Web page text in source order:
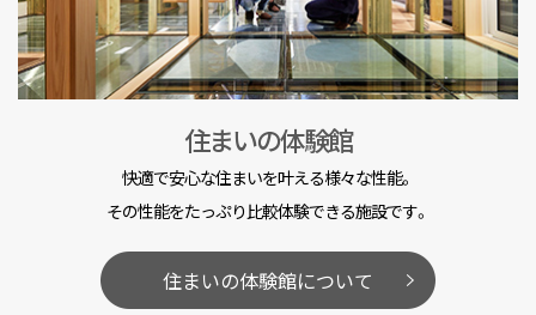
住まいの体験館
快適で安心な住まいを叶える様々な性能。
その性能をたっぷり比較体験できる施設です。
住まいの体験館について